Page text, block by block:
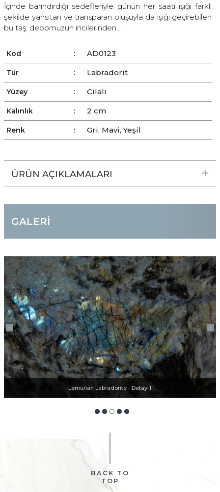
İçinde barındırdığı sedefleriyle günün her saati ışığı farklı
şekilde yansıtan ve transparan oluşuyla da ışığı geçirebilen
bu taş, depomuzun incilerinden…
Kod : AD0123
Tür : Labradorit
Yüzey : Cilalı
Kalınlık : 2 cm
Renk : Gri, Mavi, Yeşil
ÜRÜN AÇIKLAMALARI
GALERİ
Lemurian Labradorite - Detay-1
BACK TO
TOP